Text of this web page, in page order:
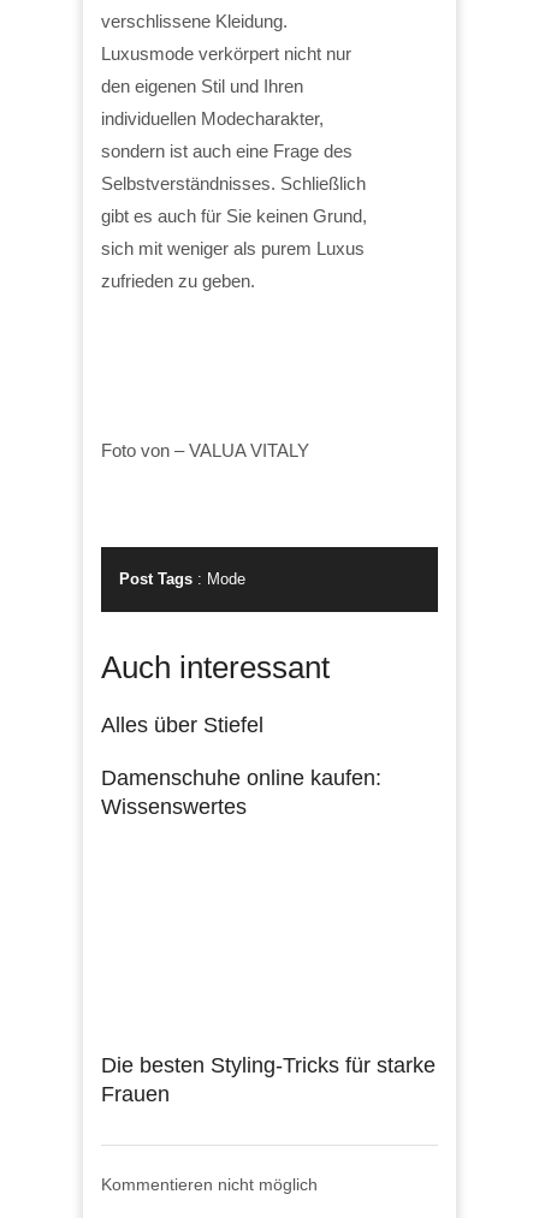
verschlissene Kleidung.
Luxusmode verkörpert nicht nur
den eigenen Stil und Ihren
individuellen Modecharakter,
sondern ist auch eine Frage des
Selbstverständnisses. Schließlich
gibt es auch für Sie keinen Grund,
sich mit weniger als purem Luxus
zufrieden zu geben.
Foto von – VALUA VITALY
Post Tags : Mode
Auch interessant
Alles über Stiefel
Damenschuhe online kaufen:
Wissenswertes
Die besten Styling-Tricks für starke
Frauen
Kommentieren nicht möglich